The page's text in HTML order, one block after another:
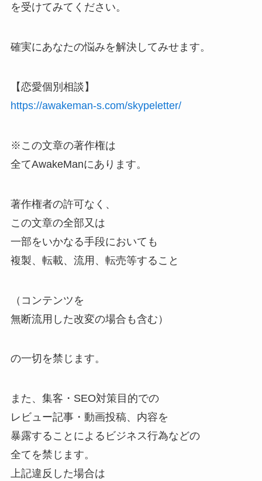
を受けてみてください。
確実にあなたの悩みを解決してみせます。
【恋愛個別相談】
https://awakeman-s.com/skypeletter/
※この文章の著作権は
全てAwakeManにあります。
著作権者の許可なく、
この文章の全部又は
一部をいかなる手段においても
複製、転載、流用、転売等すること
（コンテンツを
無断流用した改変の場合も含む）
の一切を禁じます。
また、集客・SEO対策目的での
レビュー記事・動画投稿、内容を
暴露することによるビジネス行為などの
全てを禁じます。
上記違反した場合は